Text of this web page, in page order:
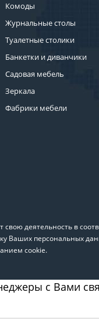
Комоды
Журнальные столы
Туалетные столики
Банкетки и диванчики
Садовая мебель
Зеркала
Фабрики мебели
деятельность в
Ваших персональных
cookie.
с Вами